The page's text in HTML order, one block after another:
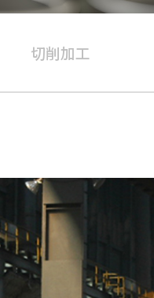
切削加工